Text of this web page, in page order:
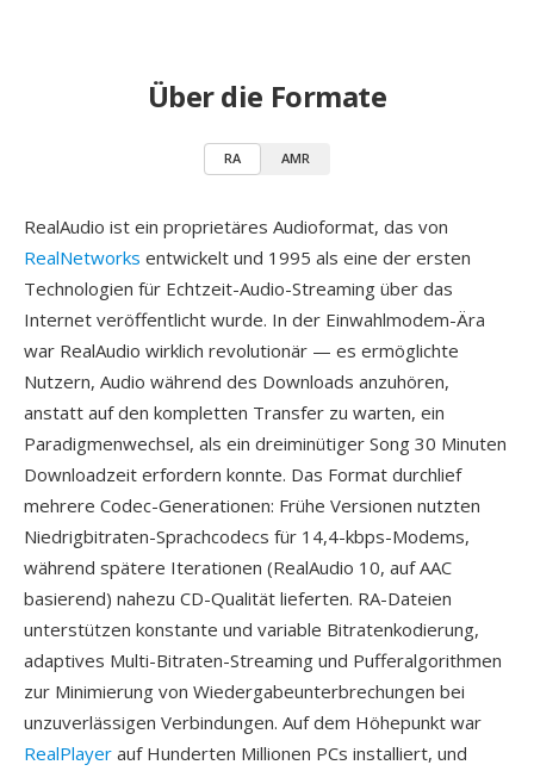
Über die Formate
RA AMR
RealAudio ist ein proprietäres Audioformat, das von
RealNetworks entwickelt und 1995 als eine der ersten
Technologien für Echtzeit-Audio-Streaming über das
Internet veröffentlicht wurde. In der Einwahlmodem-Ära
war RealAudio wirklich revolutionär — es ermöglichte
Nutzern, Audio während des Downloads anzuhören,
anstatt auf den kompletten Transfer zu warten, ein
Paradigmenwechsel, als ein dreiminütiger Song 30 Minuten
Downloadzeit erfordern konnte. Das Format durchlief
mehrere Codec-Generationen: Frühe Versionen nutzten
Niedrigbitraten-Sprachcodecs für 14,4-kbps-Modems,
während spätere Iterationen (RealAudio 10, auf AAC
basierend) nahezu CD-Qualität lieferten. RA-Dateien
unterstützen konstante und variable Bitratenkodierung,
adaptives Multi-Bitraten-Streaming und Pufferalgorithmen
zur Minimierung von Wiedergabeunterbrechungen bei
unzuverlässigen Verbindungen. Auf dem Höhepunkt war
RealPlayer auf Hunderten Millionen PCs installiert, und